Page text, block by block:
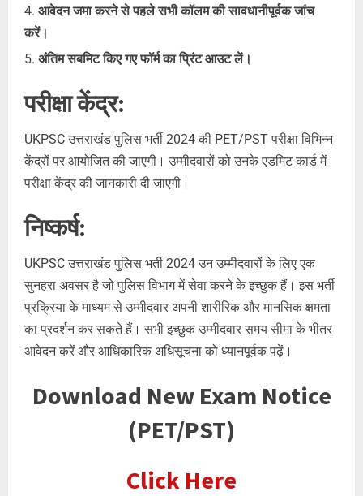
आवेदन जमा करने से पहले सभी कॉलम की सावधानीपूर्वक जांच
करें।
अंतिम सबमिट किए गए फॉर्म का प्रिंट आउट लें।
परीक्षा केंद्र:
UKPSC उत्तराखंड पुलिस भर्ती 2024 की PET/PST परीक्षा विभिन्न
केंद्रों पर आयोजित की जाएगी। उम्मीदवारों को उनके एडमिट कार्ड में
परीक्षा केंद्र की जानकारी दी जाएगी।
निष्कर्ष:
UKPSC उत्तराखंड पुलिस भर्ती 2024 उन उम्मीदवारों के लिए एक
सुनहरा अवसर है जो पुलिस विभाग में सेवा करने के इच्छुक हैं। इस भर्ती
प्रक्रिया के माध्यम से उम्मीदवार अपनी शारीरिक और मानसिक क्षमता
का प्रदर्शन कर सकते हैं। सभी इच्छुक उम्मीदवार समय सीमा के भीतर
आवेदन करें और आधिकारिक अधिसूचना को ध्यानपूर्वक पढ़ें।
Download New Exam Notice
(PET/PST)
Click Here